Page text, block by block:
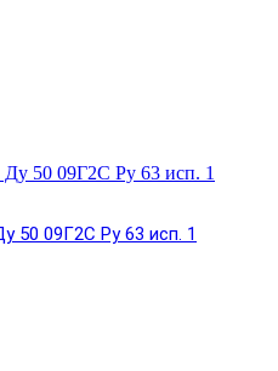
50 09Г2С Ру 63 исп. 1